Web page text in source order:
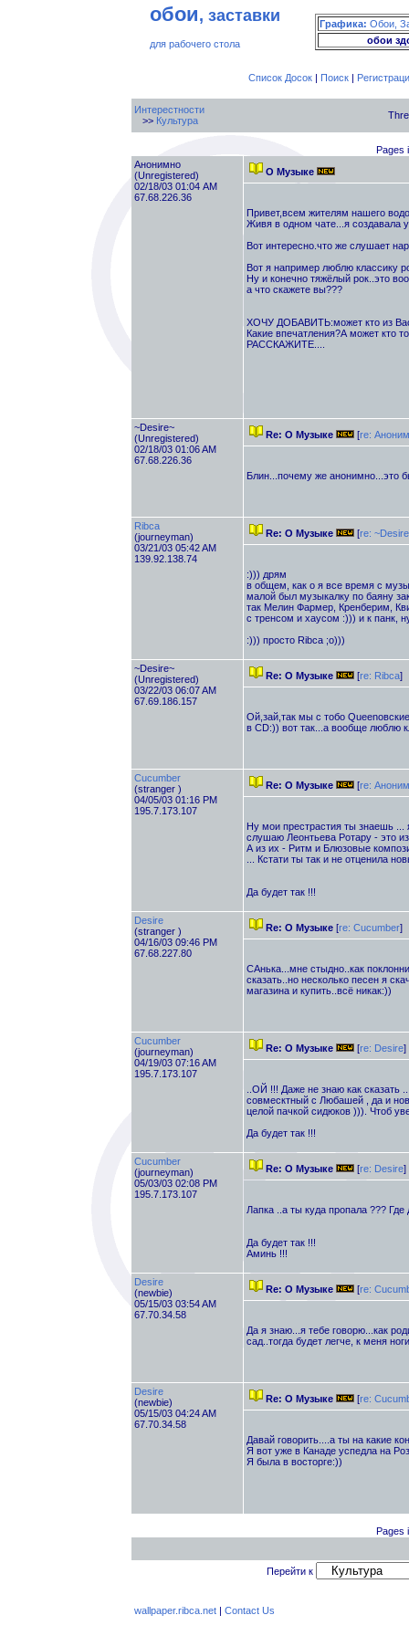
обои, заставки
для рабочего стола
Графика: Обои,
обои
Список Досок| Поиск|
Интерестности
>> Культура
Pages
Анонимно
(Unregistered)
02/18/03 01:04 AM
67.68.226.36
О Музыке
Привет,всем жителям нашего
Живя в одном чате...я создавала
Вот интересно.что же слушает
Вот я например люблю классику
Ну и конечно тяжёлый рок..это
а что скажете вы???
ХОЧУ ДОБАВИТЬ:может кто из Вас
Какие впечатления?А может кто
РАССКАЖИТЕ....
~Desire~
(Unregistered)
02/18/03 01:06 AM
67.68.226.36
Re: О Музыке [re:
Блин...почему же анонимно...это
Ribca
(journeyman)
03/21/03 05:42 AM
139.92.138.74
Re: О Музыке [re:
:))) дрям
в общем, как о я все время с
малой был музыкалку по баяну
так Мелин Фармер, Кренберим,
с тренсом и хаусом :))) и к панк,
:))) просто Ribca ;о)))
~Desire~
(Unregistered)
03/22/03 06:07 AM
67.69.186.157
Re: О Музыке [re: Ribca]
Ой,зай,так мы с тобо
в CD:)) вот так...а вообще люблю
Cucumber
(stranger )
04/05/03 01:16 PM
195.7.173.107
Re: О Музыке [re:
Ну мои престрастия ты знаешь ...
слушаю Леонтьева Ротару - это
А из их - Ритм и Блюзовые
... Кстати ты так и не отценила
Да будет так !!!
Desire
(stranger )
04/16/03 09:46 PM
67.68.227.80
Re: О Музыке [re: Cucumber]
САнька...мне стыдно..как
сказать..но несколько песен я
магазина и купить..всё никак:))
Cucumber
(journeyman)
04/19/03 07:16 AM
195.7.173.107
Re: О Музыке [re: Desire]
..ОЙ !!! Даже не знаю как сказать
совмесктный с Любашей , да и
целой пачкой сидюков ))). Чтоб
Да будет так !!!
Cucumber
(journeyman)
05/03/03 02:08 PM
195.7.173.107
Re: О Музыке [re: Desire]
Лапка ..а ты куда пропала ???
Да будет так !!!
Аминь !!!
Desire
(newbie)
05/15/03 03:54 AM
67.70.34.58
Re: О Музыке [re:
Да я знаю...я тебе говорю...как
сад..тогда будет легче, к меня
Desire
(newbie)
05/15/03 04:24 AM
67.70.34.58
Re: О Музыке [re:
Давай говорить....а ты на какие
Я вот уже в Канаде успедла на
Я была в восторге:))
Pages
Перейти к
wallpaper.ribca.net| Contact Us